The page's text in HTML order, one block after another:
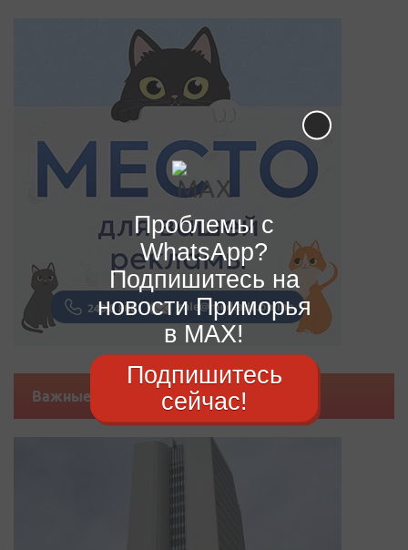
Важные новости
Проблемы с
WhatsApp?
Подпишитесь на
новости Приморья
в MAX!
Подпишитесь
сейчас!